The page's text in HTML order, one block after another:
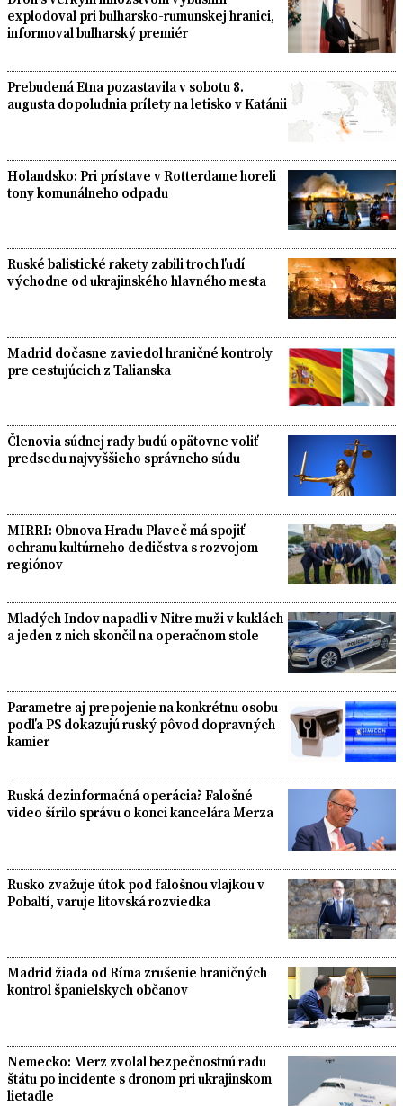
explodoval pri bulharsko-rumunskej hranici,
informoval bulharský premiér
Prebudená Etna pozastavila v sobotu 8.
augusta dopoludnia prílety na letisko v Katánii
Holandsko: Pri prístave v Rotterdame horeli
tony komunálneho odpadu
Ruské balistické rakety zabili troch ľudí
východne od ukrajinského hlavného mesta
Madrid dočasne zaviedol hraničné kontroly
pre cestujúcich z Talianska
Členovia súdnej rady budú opätovne voliť
predsedu najvyššieho správneho súdu
MIRRI: Obnova Hradu Plaveč má spojiť
ochranu kultúrneho dedičstva s rozvojom
regiónov
Mladých Indov napadli v Nitre muži v kuklách
a jeden z nich skončil na operačnom stole
Parametre aj prepojenie na konkrétnu osobu
podľa PS dokazujú ruský pôvod dopravných
kamier
Ruská dezinformačná operácia? Falošné
video šírilo správu o konci kancelára Merza
Rusko zvažuje útok pod falošnou vlajkou v
Pobaltí, varuje litovská rozviedka
Madrid žiada od Ríma zrušenie hraničných
kontrol španielskych občanov
Nemecko: Merz zvolal bezpečnostnú radu
štátu po incidente s dronom pri ukrajinskom
lietadle